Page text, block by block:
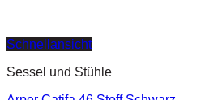
Schnellansicht
Sessel und Stühle